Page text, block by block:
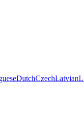
DutchCzechLatvian